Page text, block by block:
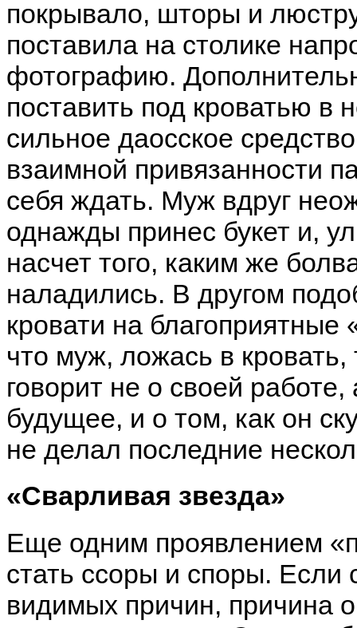
покрывало, шторы и
поставила на столике
фотографию.
поставить под кроватью в
сильное даосское
взаимной привязанности
себя ждать. Муж вдруг
однажды принес букет и,
насчет того, каким же
наладились. В другом
кровати на
что муж, ложась в
говорит не о своей
будущее, и о том, как он
не делал последние
«Сварливая звезда»
Еще одним проявлением
стать ссоры и споры. Если
видимых причин, причина